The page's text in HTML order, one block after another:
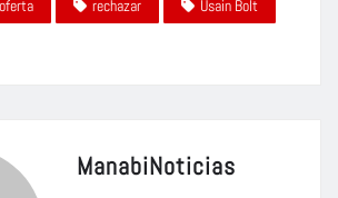
oferta rechazar
Usain Bolt
ManabiNoticias